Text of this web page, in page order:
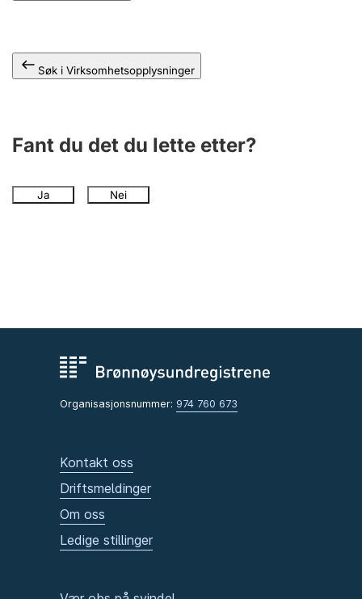
Søk i Virksomhetsopplysninger
Fant du det du lette etter?
Ja Nei
Organisasjonsnummer: 974 760 673
Kontakt oss
Driftsmeldinger
Om oss
Ledige stillinger